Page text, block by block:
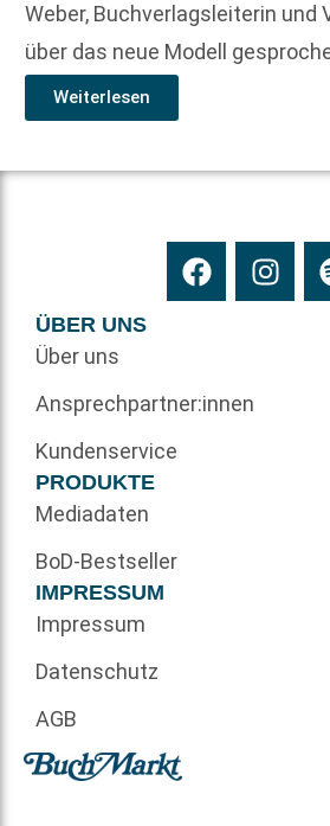
Weber, Buchverlagsleiterin und
über das neue Modell
Weiterlesen
ÜBER UNS
Über uns
Ansprechpartner:innen
Kundenservice
PRODUKTE
Mediadaten
BoD-Bestseller
IMPRESSUM
Impressum
Datenschutz
AGB